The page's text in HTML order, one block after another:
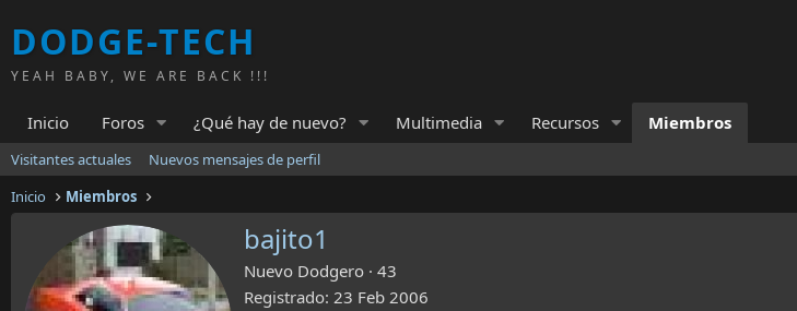
DODGE-TECH
YEAH BABY, WE ARE BACK !!!
Inicio Foros ¿Qué hay de nuevo? Multimedia Recursos Miembros
Visitantes actuales
Nuevos mensajes de perfil
Inicio
Miembros
bajito1
Nuevo Dodgero · 43
Registrado 23 Feb 2006